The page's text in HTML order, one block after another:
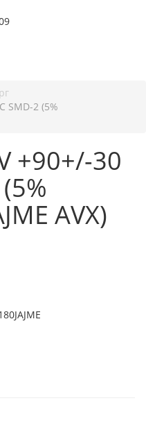
SMD-2 (5%
+90+/-30
AVX)